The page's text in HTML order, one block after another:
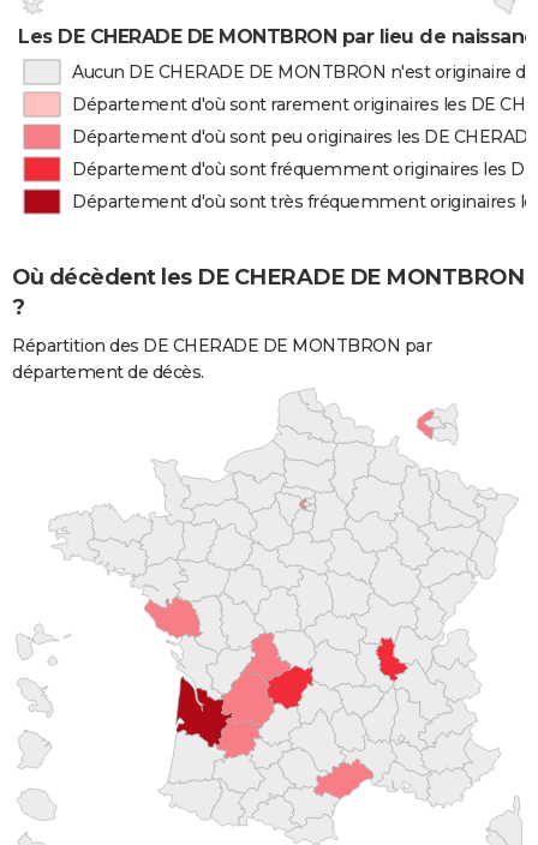
Les DE CHERADE DE MONTBRON par lieu de
Aucun DE CHERADE DE MONTBRON n'est originaire
Département d'où sont rarement originaires les DE
Département d'où sont peu originaires les DE
Département d'où sont fréquemment originaires les DE
Département d'où sont très fréquemment originaires
Où décèdent les DE CHERADE DE MONTBRON
?
Répartition des DE CHERADE DE MONTBRON par
département de décès.